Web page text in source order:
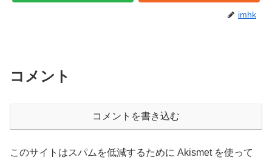
imhk
コメント
コメントを書き込む
このサイトはスパムを低減するために Akismet を使って